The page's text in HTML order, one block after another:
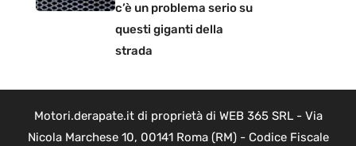
c’è un problema serio su
questi giganti della
strada
Motori.derapate.it di proprietà di WEB 365 SRL - Via
Nicola Marchese 10, 00141 Roma (RM) - Codice Fiscale